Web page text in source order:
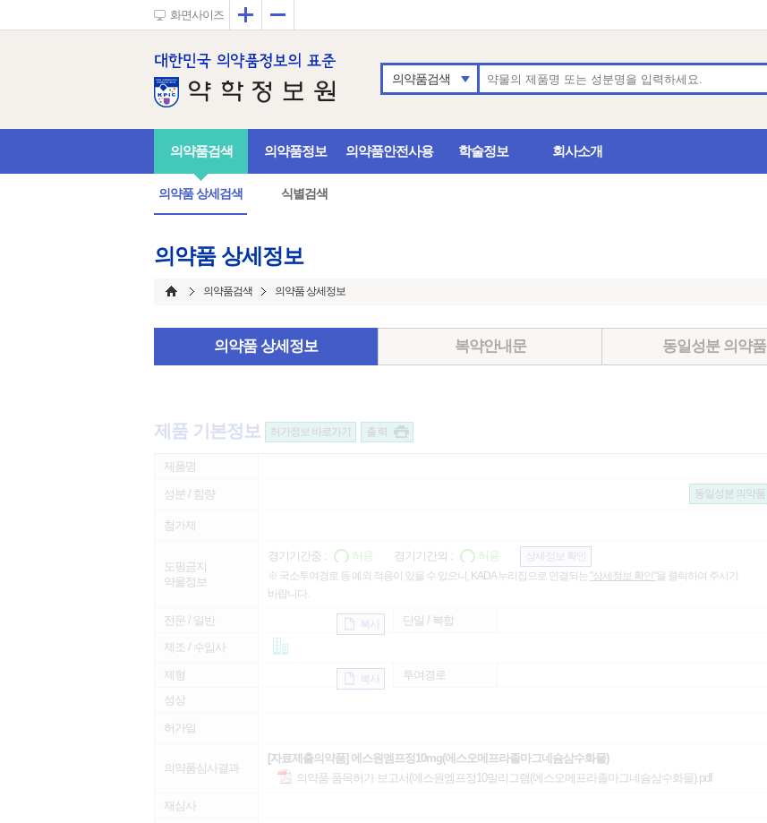
화면사이즈 확대
의약품검색
의약품검색
의약품 상세검색 식별검색
의약품정보 의약품안전사용 학술정보 회사소개
의약품 상세정보
의약품검색 의약품 상세정보
의약품 상세정보 복약안내문 동일성분 의약품
제품 기본정보 허가정보 바로가기 출 력
제품명
성분 / 함량 동일성분 의약품
첨가제
도핑금지
약물정보
경기기간중 : 허용 경기기간외 : 허용
상세정보 확인
※ 국소투여경로 등 예외 적용이 있을 수 있으니, KADA 누리집으로 연결되는 "상세정보 확인"을 클릭하여 주시기
바랍니다.
전문 / 일반 복사 단일 / 복합
제조 / 수입사
제형 복사 투여경로
성상
허가일
의약품심사결과
[자료제출의약품] 에스원엠프정10mg(에스오메프라졸마그네슘삼수화물)
의약품 품목허가 보고서(에스원엠프정10밀리그램(에스오메프라졸마그네슘삼수화물).pdf
재심사